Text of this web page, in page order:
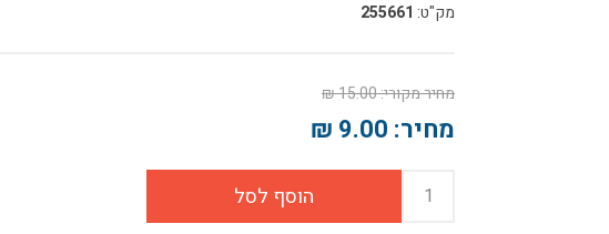
מק"ט: 255661
מחיר מקורי:15.00 ₪
מחיר: 9.00 ₪